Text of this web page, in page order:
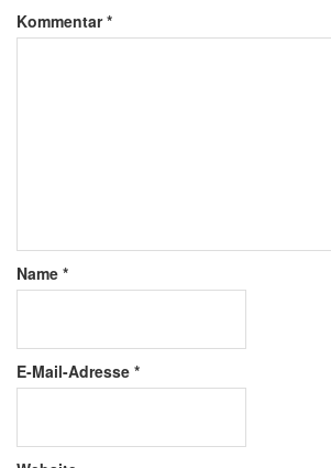
Kommentar*
Name *
E-Mail-Adresse *